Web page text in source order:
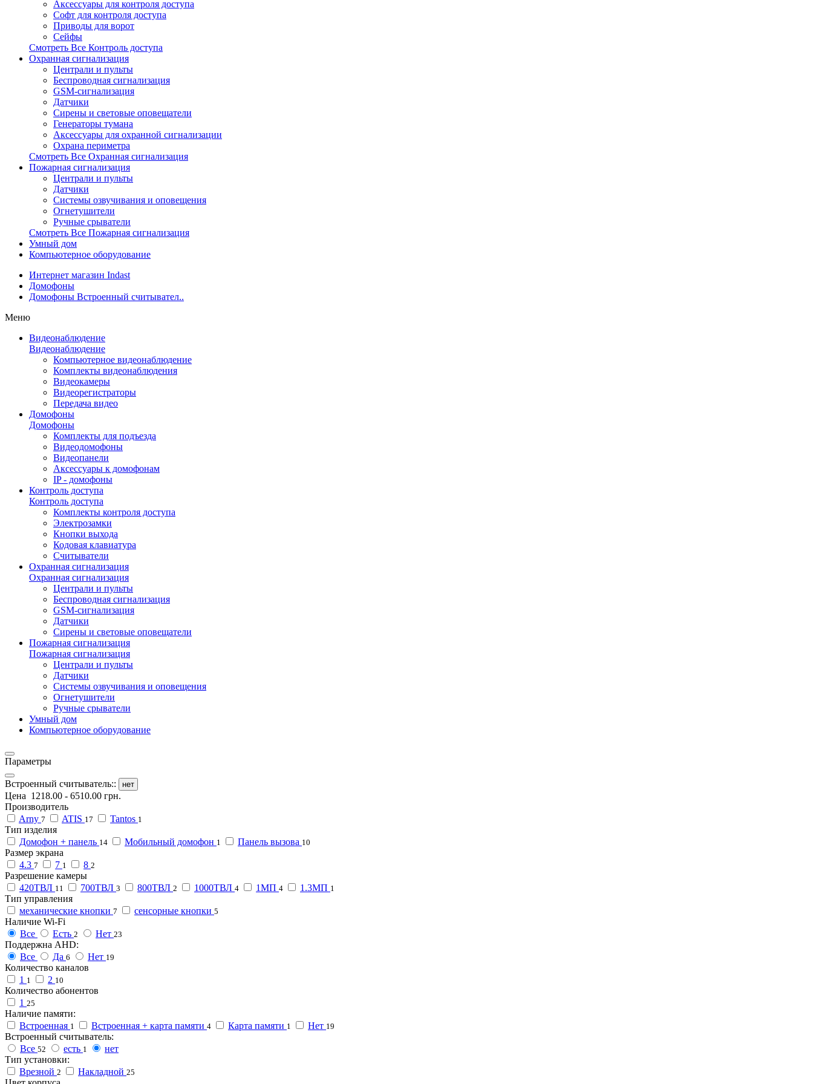
Аксессуары для контроля доступа
Софт для контроля доступа
Приводы для ворот
Сейфы
Смотреть Все Контроль доступа
Охранная сигнализация
Централи и пульты
Беспроводная сигнализация
GSM-сигнализация
Датчики
Сирены и световые оповещатели
Генераторы тумана
Аксессуары для охранной сигнализации
Охрана периметра
Смотреть Все Охранная сигнализация
Пожарная сигнализация
Централи и пульты
Датчики
Системы озвучивания и оповещения
Огнетушители
Ручные срыватели
Смотреть Все Пожарная сигнализация
Умный дом
Компьютерное оборудование
Интернет магазин Indast
Домофоны
Домофоны Встроенный считывател..
Меню
Видеонаблюдение
Видеонаблюдение
Компьютерное видеонаблюдение
Комплекты видеонаблюдения
Видеокамеры
Видеорегистраторы
Передача видео
Домофоны
Домофоны
Комплекты для подъезда
Видеодомофоны
Видеопанели
Аксессуары к домофонам
IP - домофоны
Контроль доступа
Контроль доступа
Комплекты контроля доступа
Электрозамки
Кнопки выхода
Кодовая клавиатура
Считыватели
Охранная сигнализация
Охранная сигнализация
Централи и пульты
Беспроводная сигнализация
GSM-сигнализация
Датчики
Сирены и световые оповещатели
Пожарная сигнализация
Пожарная сигнализация
Централи и пульты
Датчики
Системы озвучивания и оповещения
Огнетушители
Ручные срыватели
Умный дом
Компьютерное оборудование
Параметры
Встроенный считыватель:: нет
Цена 1218.00 - 6510.00 грн.
Производитель
Arny 7 ATIS 17 Tantos 1
Тип изделия
Домофон + панель 14 Мобильный домофон 1 Панель вызова 10
Размер экрана
4.3 7 7 1 8 2
Разрешение камеры
420ТВЛ 11 700ТВЛ 3 800ТВЛ 2 1000ТВЛ 4 1МП 4 1.3МП 1
Тип управления
механические кнопки 7 сенсорные кнопки 5
Наличие Wi-Fi
Все
Есть 2 Нет 23
Поддержна AHD:
Все
Да 6 Нет 19
Количество каналов
1 1 2 10
Количество абонентов
1 25
Наличие памяти:
Встроенная 1 Встроенная + карта памяти 4 Карта памяти 1 Нет 19
Встроенный считыватель:
Все 52 есть 1
нет
Тип установки:
Врезной 2 Накладной 25